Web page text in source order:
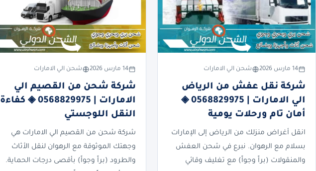
14 مارس 2026 شحن الي الامارات
شركة نقل عفش من الرياض
الي الامارات | 0568829975 ◈
أمان تام ورحلات يومية
انقل أغراض منزلك من الرياض إلى الإمارات
بسلام مع الرهوان. نبرع في شحن العفش
والمنقولات (براً وجواً) مع تغليف وقائي
14 مارس 2026 شحن الي الامارات
شركة شحن من القصيم الي
الامارات | 0568829975 ◈ كفاءة
النقل اللوجستي
شركة شحن من القصيم الي الامارات هي
وجهتك الموثوقة مع الرهوان لنقل الأثاث
والطرود (براً وجواً) بأقصى درجات الحماية.